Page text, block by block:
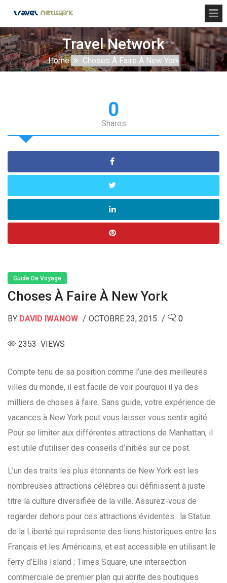
Travel Network
Home Choses À Faire À New York
0
Shares
Guide De Voyage
Choses À Faire À New York
BY DAVID IWANOW OCTOBRE 23, 2015 0
2353 VIEWS
Compte tenu de sa position comme l’une des meilleures
villes du monde, il est facile de voir pourquoi il ya des
milliers de choses à faire. Sans guide, votre expérience de
vacances à New York peut vous laisser vous sentir agité.
Pour se limiter aux différentes attractions de Manhattan, il
est utile d’utiliser des conseils d’initiés sur ce post.
L’un des traits les plus étonnants de New York est les
nombreuses attractions célèbres qui définissent à juste
titre la culture diversifiée de la ville. Assurez-vous de
regarder dehors pour ces attractions évidentes : la Statue
de la Liberté qui représente des liens historiques entre les
Français et les Américains, et est accessible en utilisant le
ferry d’Ellis Island ; Times Square, une intersection
commerciale de premier plan qui abrite des boutiques